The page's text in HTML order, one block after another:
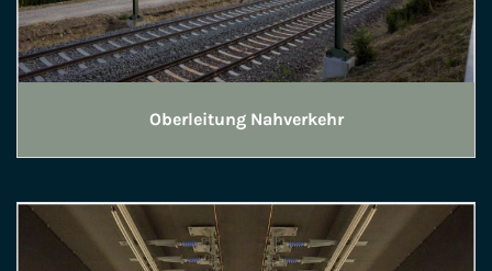
Oberleitung Nahverkehr